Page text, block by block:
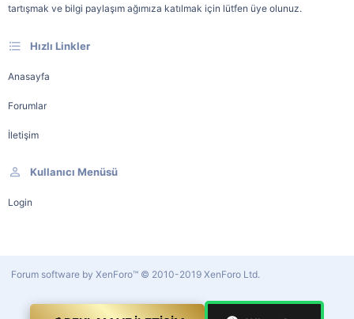
tartışmak ve bilgi paylaşım ağımıza katılmak için lütfen üye olunuz.
Hızlı Linkler
Anasayfa
Forumlar
İletişim
Kullanıcı Menüsü
Login
Forum software by XenForo™ © 2010-2019 XenForo Ltd.